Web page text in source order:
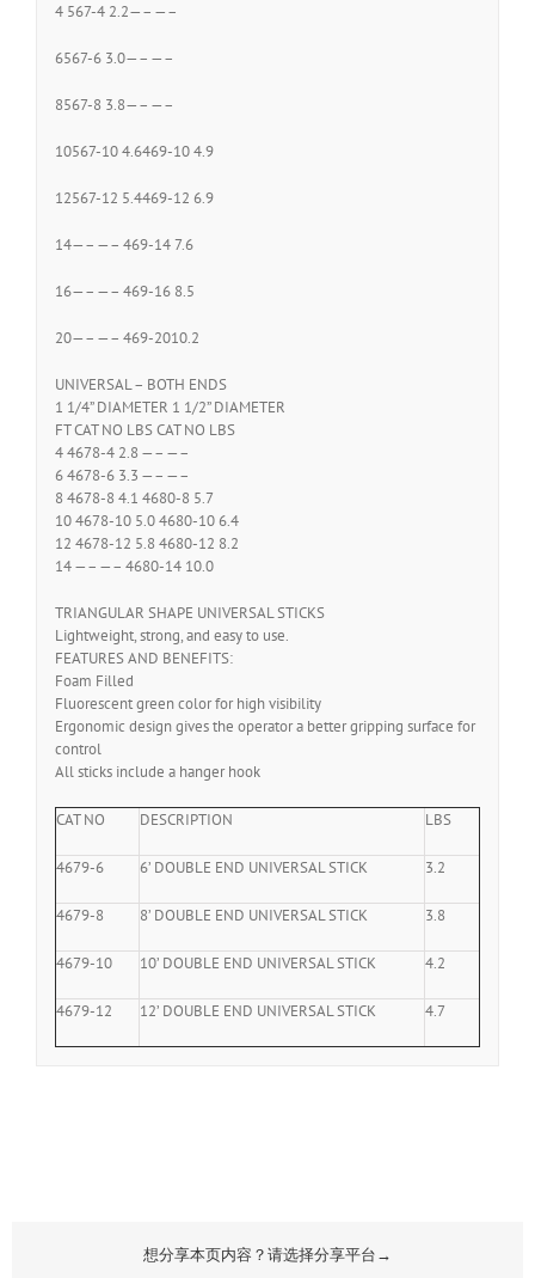
4 567-4 2.2—– —–
6567-6 3.0—– —–
8567-8 3.8—– —–
10567-10 4.6469-10 4.9
12567-12 5.4469-12 6.9
14—– —– 469-14 7.6
16—– —– 469-16 8.5
20—– —– 469-2010.2
UNIVERSAL – BOTH ENDS
1 1/4” DIAMETER 1 1/2” DIAMETER
FT CAT NO LBS CAT NO LBS
4 4678-4 2.8 —– —–
6 4678-6 3.3 —– —–
8 4678-8 4.1 4680-8 5.7
10 4678-10 5.0 4680-10 6.4
12 4678-12 5.8 4680-12 8.2
14 —– —– 4680-14 10.0
TRIANGULAR SHAPE UNIVERSAL STICKS
Lightweight, strong, and easy to use.
FEATURES AND BENEFITS:
Foam Filled
Fluorescent green color for high visibility
Ergonomic design gives the operator a better gripping surface for
control
All sticks include a hanger hook
CAT NO DESCRIPTION LBS
4679-6 6’ DOUBLE END UNIVERSAL STICK 3.2
4679-8 8’ DOUBLE END UNIVERSAL STICK 3.8
4679-10 10’ DOUBLE END UNIVERSAL STICK 4.2
4679-12 12’ DOUBLE END UNIVERSAL STICK 4.7
想分享本页内容？请选择分享平台→